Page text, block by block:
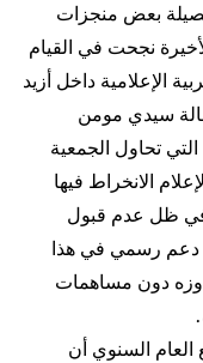
بعض منجزات
نجحت في القيام
الإعلامية داخل أزيد
سيدي مومن
تحاول الجمعية
الانخراط فيها
في ظل عدم قبول
دعم رسمي في هذا
دون مساهمات
السنوي أن